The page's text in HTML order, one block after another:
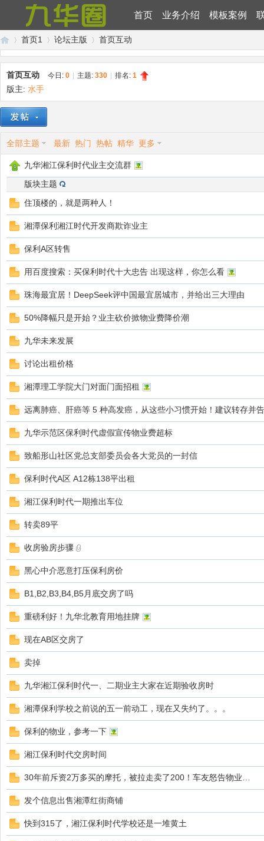
首页 业务介绍 模板案例
九»
首页1
›
论坛主版 首页互动
首页互动 今日: 0 主题: 330 排名: 1
版主: 水手
全部主题 最新 热门 热帖 精华 更多
九华湘江保利时代业主交流群
版块主题
住顶楼的，就是两种人！
湘潭保利湘江时代开发商欺诈业主
保利A区转售
用百度搜索：买保利时代十大忠告 出现这样，你怎么看
珠海最宜居！DeepSeek评中国最宜居城市，并给出三大理由
50%降幅只是开始？业主砍价掀物业费降价潮
九华未来发展
讨论出租价格
湘潭理工学院大门对面门面招租
远离肺癌、肝癌等 5 种高发癌，从这些小习惯开始！建议转存并
九华示范区保利时代虚假宣传物业费超标
致船形山社区党总支部委员会各大党员的一封信
保利时代A区 A12栋138平出租
湘江保利时代一期推出车位
转卖89平
收房验房步骤
黑心中介恶意打压保利房价
B1,B2,B3,B4,B5月底交房了吗
重磅利好！九华北教育用地挂牌
现在AB区交房了
卖掉
九华湘江保利时代一、二期业主大家在近期验收房时
湘潭保利学校之前说的五一前动工，现在又失约了。。。
保利的物业，参考一下
湘江保利时代交房时间
30年前斥资2万多买的摩托，被拉走卖了200！车友怒告物业…
发个信息出售湘潭红街商铺
快到315了，湘江保利时代学校还是一堆黄土